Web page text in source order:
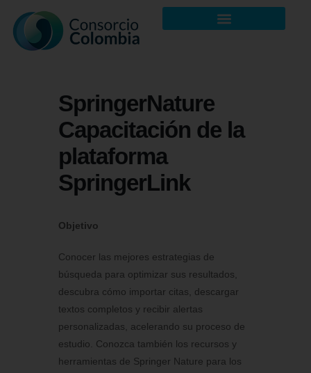
SpringerNature
Capacitación de la
plataforma
SpringerLink
Objetivo
Conocer las mejores estrategias de
búsqueda para optimizar sus resultados,
descubra cómo importar citas, descargar
textos completos y recibir alertas
personalizadas, acelerando su proceso de
estudio. Conozca también los recursos y
herramientas de Springer Nature para los